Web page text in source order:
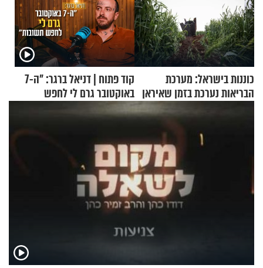
כוננות בישראל: מערכת
הבריאות נערכת בזמן שאיראן
קוד פתוח | דניאל ברגר: "ה-7
באוקטובר גרם לי לחפש
תשובות"